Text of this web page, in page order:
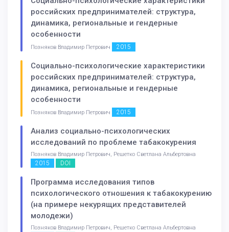
российских предпринимателей: структура,
динамика, региональные и гендерные
особенности
Позняков Владимир Петрович 2015
Социально-психологические характеристики
российских предпринимателей: структура,
динамика, региональные и гендерные
особенности
Позняков Владимир Петрович 2015
Анализ социально-психологических
исследований по проблеме табакокурения
Позняков Владимир Петрович, Решетко Светлана Альбертовна
2015 DOI
Программа исследования типов
психологического отношения к табакокурению
(на примере некурящих представителей
молодежи)
Позняков Владимир Петрович, Решетко Светлана Альбертовна